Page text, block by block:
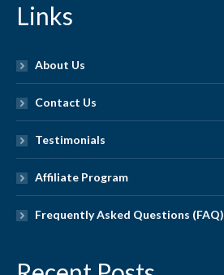
Links
About Us
Contact Us
Testimonials
Affiliate Program
Frequently Asked Questions (FAQ)